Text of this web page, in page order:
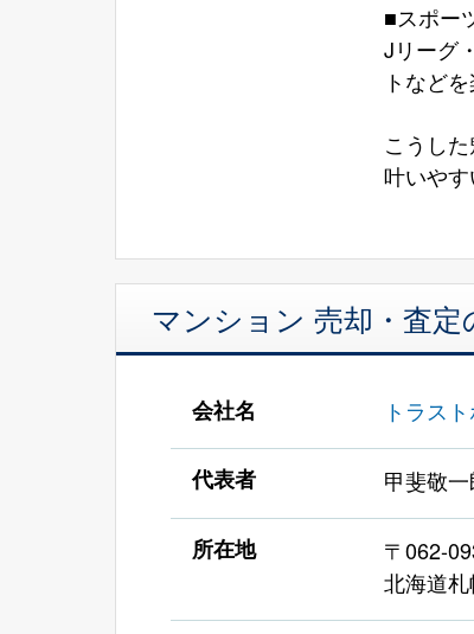
■スポー
Jリーグ
トなど
こうし
叶いやす
マンション 売却・査
会社名 トラス
代表者 甲斐敬
所在地
〒062-
北海道